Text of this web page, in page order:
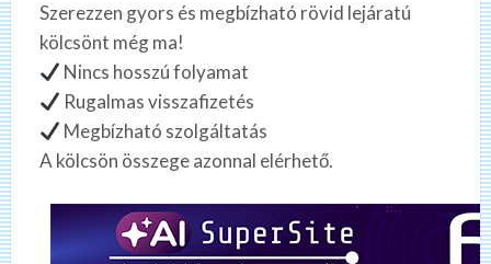
Szerezzen gyors és megbízható rövid lejáratú
kölcsönt még ma!
Nincs hosszú folyamat
Rugalmas visszafizetés
Megbízható szolgáltatás
A kölcsön összege azonnal elérhető.